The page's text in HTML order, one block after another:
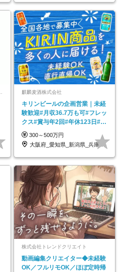
麒麟麦酒株式会社
キリンビールの企画営業｜未経
験歓迎#月収36.7万も可#フレッ
クス#賞与年2回#年休123日#完
全週休2日制
300～500万円
大阪府_愛知県_新潟県_兵庫県_福岡県
株式会社トレンドクリエイト
動画編集クリエイター◆未経験
OK／フルリモOK／ほぼ定時帰